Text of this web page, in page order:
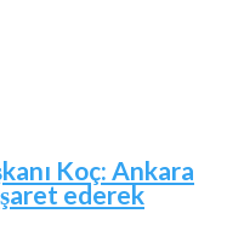
Koç: Ankara
ederek